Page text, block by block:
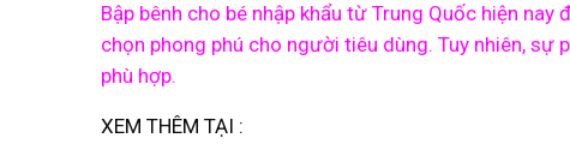
Bập bênh cho bé nhập khẩu từ Trung Quốc hiện
chọn phong phú cho người tiêu dùng. Tuy nhiên,
phù hợp.
XEM THÊM TẠI :